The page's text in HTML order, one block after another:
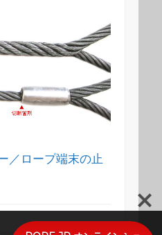
／ロープ端末の止